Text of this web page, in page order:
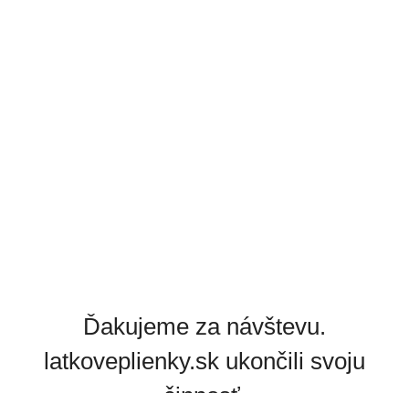
Ďakujeme za návštevu.
latkoveplienky.sk ukončili svoju